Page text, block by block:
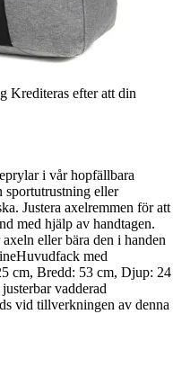
Krediteras efter att din
i vår hopfällbara
sportutrustning eller
Justera axelremmen för att
med hjälp av handtagen.
eller bära den i handen
med
cm, Bredd: 53 cm, Djup: 24
vadderad
vid tillverkningen av denna